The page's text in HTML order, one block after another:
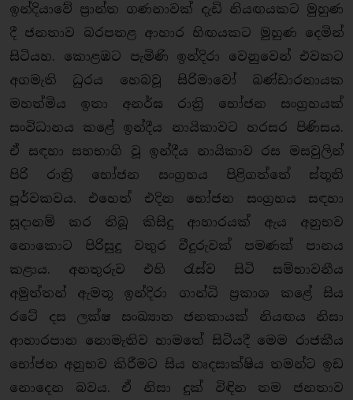
ඉන්දියාවේ ප්‍රාන්ත ගණනාවක් දැඩි නියඟයකට මුහුණ
දී ජනතාව බරපතළ ආහාර හිඟයකට මුහුණ දෙමින්
සිටියහ. කොළඹට පැමිණි ඉන්දිරා වෙනුවෙන් එවකට
අගමැති ධුරය හෙබවූ සිරිමාවෝ බණ්ඩාරනායක
මහත්මිය ඉතා අනර්ඝ රාත්‍රි භෝජන සංග්‍රහයක්
සංවිධානය කළේ ඉන්දීය නායිකාවට හරසර පිණිසය.
ඒ සඳහා සහභාගි වූ ඉන්දීය නායිකාව රස මසවුලින්
පිරි රාත්‍රි භෝජන සංග්‍රහය පිළිගත්තේ ස්තූති
පූර්වකවය. එහෙත් එදින භෝජන සංග්‍රහය සඳහා
සූදානම් කර තිබූ කිසිදු ආහාරයක් ඇය අනුභව
නොකොට පිරිසුදු වතුර වීදුරුවක් පමණක් පානය
කළාය. අනතුරුව එහි රැස්ව සිටි සම්භාවනීය
අමුත්තන් ඇමතූ ඉන්දිරා ගාන්ධි ප්‍රකාශ කළේ සිය
රටේ දස ලක්ෂ සංඛ්‍යාත ජනකායක් නියඟය නිසා
ආහාරපාන නොමැතිව හාමතේ සිටියදී මෙම රාජකීය
භෝජන අනුභව කිරීමට සිය හෘදසාක්ෂිය තමන්ට ඉඩ
නොදෙන බවය. ඒ නිසා දුක් විඳින තම ජනතාව